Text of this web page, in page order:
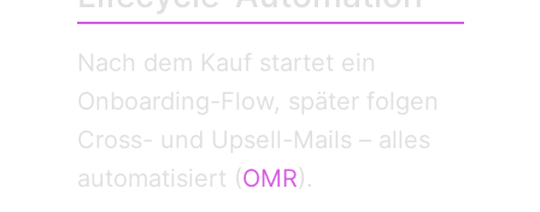
Nach dem Kauf startet ein
Onboarding-Flow, später folgen
Cross- und Upsell-Mails – alles
automatisiert (OMR).